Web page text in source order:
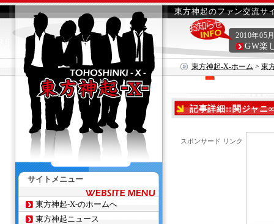
東方神起のファン交流サ
東方神起-X-ホーム > 東
2010年05
GW楽
記事詳細::関ジャニ
スポンサード リンク
サイトメニュー
東方神起-X-のホームへ
東方神起ニュース